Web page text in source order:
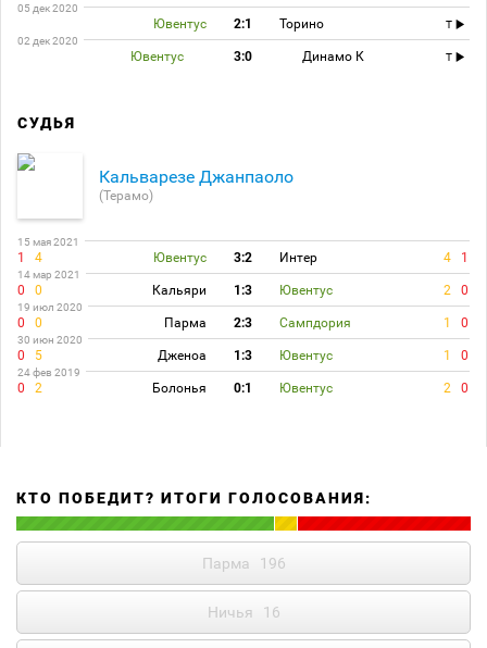
05 дек 2020
Ювентус 2:1 Торино
T
02 дек 2020
Ювентус 3:0 Динамо К T
СУДЬЯ
Кальварезе Джанпаоло
(Терамо)
15 мая 2021
1 4 Ювентус 3:2 Интер 4 1
14 мар 2021
0 0 Кальяри 1:3 Ювентус 2 0
19 июл 2020
0 0 Парма 2:3 Сампдория 1 0
30 июн 2020
0 5 Дженоа 1:3 Ювентус 1 0
24 фев 2019
0 2 Болонья 0:1 Ювентус 2 0
КТО ПОБЕДИТ? ИТОГИ ГОЛОСОВАНИЯ:
Парма 196
Ничья 16